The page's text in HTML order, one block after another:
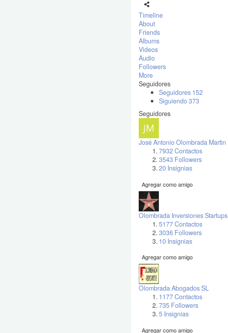
Timeline
About
Friends
Albums
Videos
Audio
Followers
More
Seguidores
Seguidores 152
Siguiendo373
Seguidores
José Antonio Olombrada Martin
7932 Contactos
3543 Followers
20 Insignias
Agregar como amigo
Olombrada Inversiones Startups
5177 Contactos
3036 Followers
10 Insignias
Agregar como amigo
Olombrada Abogados SL
1177 Contactos
735 Followers
5 Insignias
Agregar como amigo